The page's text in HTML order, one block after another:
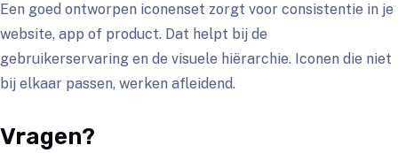
Een goed ontworpen iconenset zorgt voor consistentie in je
website, app of product. Dat helpt bij de
gebruikerservaring en de visuele hiërarchie. Iconen die niet
bij elkaar passen, werken afleidend.
Vragen?